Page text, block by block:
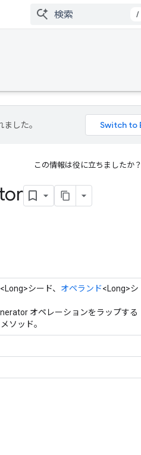
/
した。
この情報は役に立ちましたか？
<Long>シード、 オペランド<Long>シ
オペレーションをラップする
ソッド。